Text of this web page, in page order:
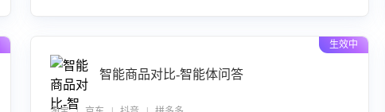
生效中
智能商品对比-智能体问答